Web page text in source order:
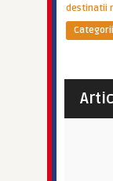
destinatii
DIVERSE